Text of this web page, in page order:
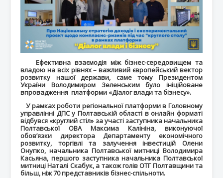
Ефективна взаємодія між бізнес-середовищем та
владою на всіх рівнях – важливий європейський вектор
розвитку нашої держави, саме тому Президентом
України Володимиром Зеленським було ініційоване
впровадження платформи «Діалог влади та бізнесу».
У рамках роботи регіональної платформи в Головному
управлінні ДПС у Полтавській області в онлайн форматі
відбувся «круглий стіл» за участі заступника начальника
Полтавської ОВА Максима Калініна, виконуючої
обов’язки директора Департаменту економічного
розвитку, торгівлі та залучення інвестицій Олени
Онупко, начальника Полтавської митниці Володимира
Касьяна, першого заступника начальника Полтавської
митниці Наталі Скабук, а також голів ОТГ Полтавщини та
більш, ніж 70 представників бізнес-спільноти.